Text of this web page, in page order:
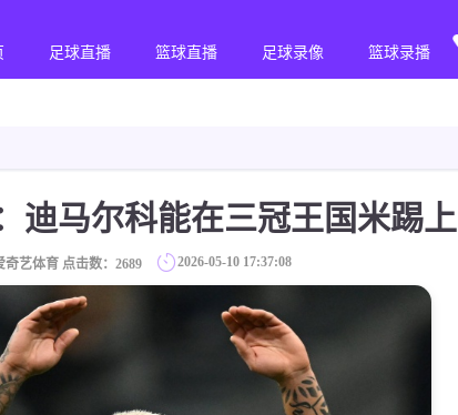
足球直播 篮球直播 足球录像 篮球录播
奇艺体育 点击数：2689 2026-05-10 17:37:08